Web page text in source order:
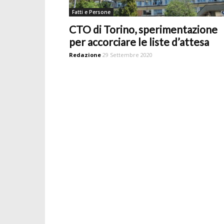
Fatti e Persone
CTO di Torino, sperimentazione
per accorciare le liste d’attesa
Redazione 29 Settembre 2020